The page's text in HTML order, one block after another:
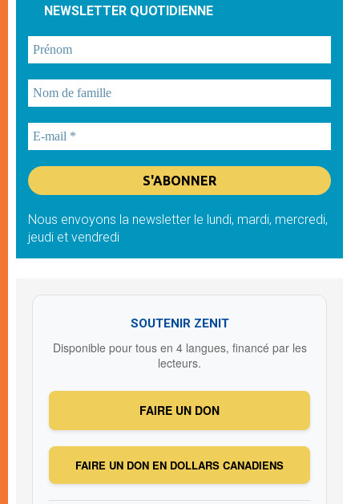
NEWSLETTER QUOTIDIENNE
Nous envoyons la newsletter le lundi, mardi, mercredi,
jeudi et vendredi
SOUTENIR ZENIT
Disponible pour tous en 4 langues, financé par les
lecteurs.
FAIRE UN DON
FAIRE UN DON EN DOLLARS CANADIENS